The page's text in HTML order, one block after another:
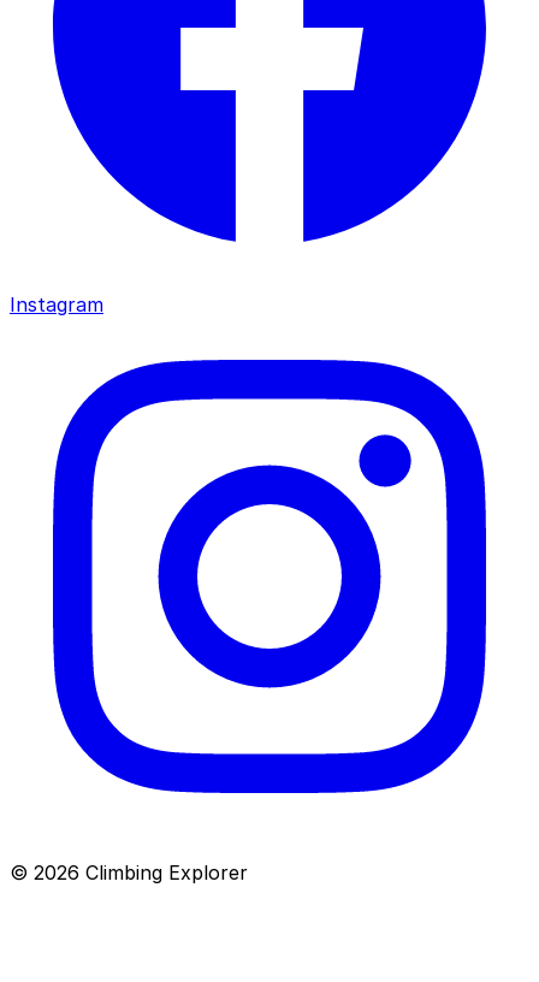
Instagram
© 2026 Climbing Explorer